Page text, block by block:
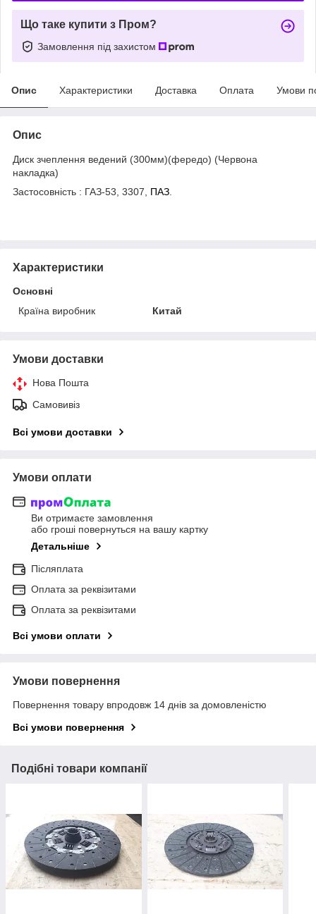
Що таке купити з Пром?
Замовлення під захистом
Опис Характеристики Доставка Оплата Умови
Опис
Диск зчеплення ведений (300мм)(фередо) (Червона
накладка)
Застосовність : ГАЗ-53, 3307, ПАЗ
Характеристики
Основні
Країна виробник
Китай
Умови доставки
Нова Пошта
Самовивіз
Всі умови доставки
Умови оплати
Ви отримаєте замовлення
або гроші повернуться на вашу картку
Детальніше
Післяплата
Оплата за реквізитами
Оплата за реквізитами
Всі умови оплати
Умови повернення
Повернення товару впродовж 14 днів за домовленістю
Всі умови повернення
Подібні товари компанії